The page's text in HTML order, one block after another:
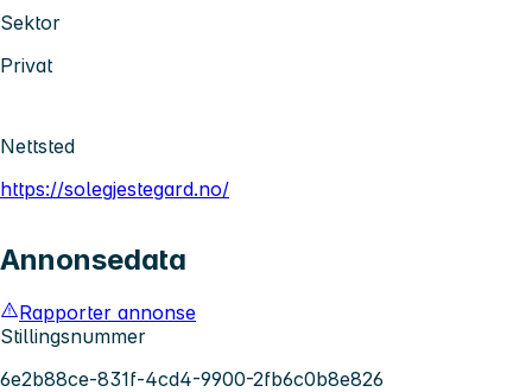
Sektor
Privat
Nettsted
https://solegjestegard.no/
Annonsedata
Rapporter annonse
Stillingsnummer
6e2b88ce-831f-4cd4-9900-2fb6c0b8e826